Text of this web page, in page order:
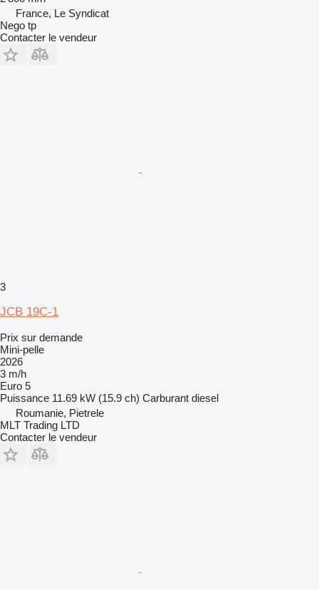
France, Le Syndicat
Nego tp
Contacter le vendeur
3
JCB 19C-1
Prix sur demande
Mini-pelle
2026
3 m/h
Euro 5
Puissance 11.69 kW (15.9 ch) Carburant diesel
Roumanie, Pietrele
MLT Trading LTD
Contacter le vendeur